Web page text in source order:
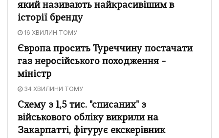
який називають найкрасивішим в
історії бренду
16 ХВИЛИН ТОМУ
Європа просить Туреччину постачати
газ неросійського походження –
міністр
34 ХВИЛИНИ ТОМУ
Схему з 1,5 тис. "списаних" з
військового обліку викрили на
Закарпатті, фігурує екскерівник